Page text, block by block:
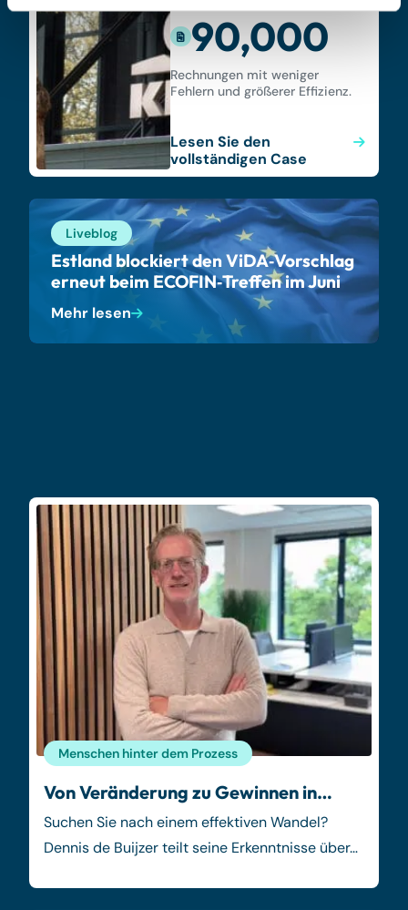
90,000
Rechnungen mit weniger
Fehlern und größerer Effizienz.
Lesen Sie den
vollständigen Case
Liveblog
Estland blockiert den ViDA‑Vorschlag
erneut beim ECOFIN‑Treffen im Juni
Mehr lesen
Von Veränderung zu Gewinnen in…
Suchen Sie nach einem effektiven Wandel?
Dennis de Buijzer teilt seine Erkenntnisse über…
Menschen hinter dem Prozess